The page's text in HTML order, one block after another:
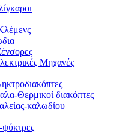
Μηχανές
Θερμικοί διακόπτες
καλωδίου